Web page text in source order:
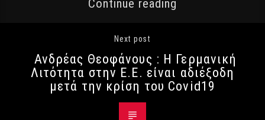
Continue reading
Next post
Ανδρέας Θεοφάνους : Η Γερμανική
Λιτότητα στην Ε.Ε. είναι αδιέξοδη
μετά την κρίση του Covid19